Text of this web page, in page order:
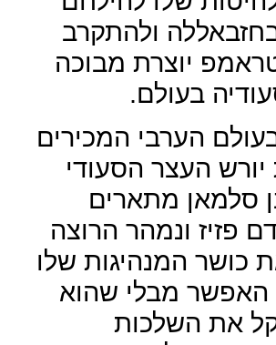
ולהתקרב
יוצרת מבוכה
בעולם.
הערבי המכירים
העצר הסעודי
סלמאן מתארים
פזיז ונמהר הרוצה
כושר המנהיגות שלו
האפשר מבלי שהוא
את השלכות